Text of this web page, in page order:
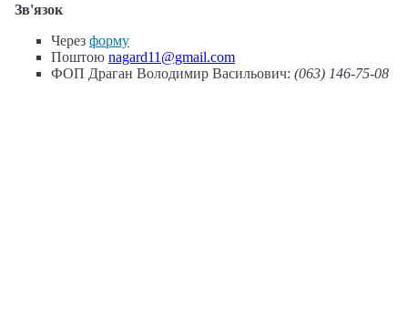
Зв'язок
Через форму
Поштою nagard11@gmail.com
ФОП Драган Володимир Васильович: (063) 146-75-08